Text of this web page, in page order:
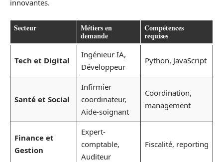
innovantes.
Secteur Métiers en
demande
Compétences
requises
Tech et Digital
Ingénieur IA,
Développeur
Python, JavaScript
Santé et Social
Infirmier
coordinateur,
Aide-soignant
Coordination,
management
Finance et
Gestion
Expert-
comptable,
Auditeur
Fiscalité, reporting